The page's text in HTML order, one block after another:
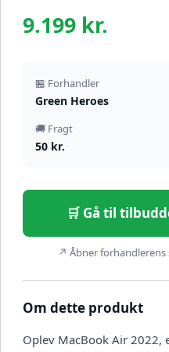
9.199 kr.
🏪 Forhandler
Green Heroes
🚚 Fragt
50 kr.
🛒 Gå til
↗ Åbner forhandlerens
Om dette produkt
Oplev MacBook Air 2022,